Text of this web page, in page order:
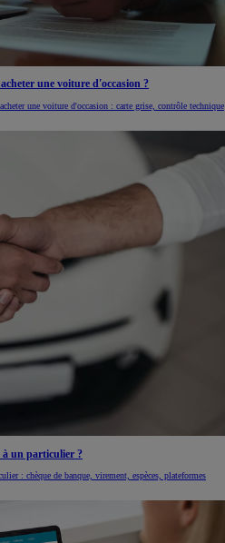
une voiture d'occasion ?
une voiture d'occasion : carte grise, contrôle technique
à un particulier ?
: chèque de banque, virement, espèces, plateformes